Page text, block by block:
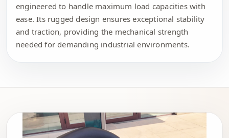
engineered to handle maximum load capacities with
ease. Its rugged design ensures exceptional stability
and traction, providing the mechanical strength
needed for demanding industrial environments.